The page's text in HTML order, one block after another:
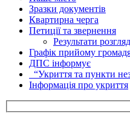
Зразки документів
Квартирна черга
Петиції та звернення
Результати
Графік прийому
ДПС інформує
“Укриття та пункти
Інформація про укриття